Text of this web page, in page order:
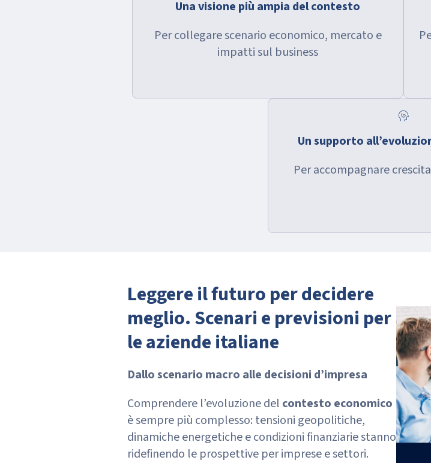
Una visione più ampia del contesto
Per collegare scenario economico, mercato e
impatti sul business
cognition
Un supporto
Per accompagnare
Leggere il futuro per decidere
meglio. Scenari e previsioni per
le aziende italiane
Dallo scenario macro alle decisioni d’impresa
Comprendere l’evoluzione del contesto economico
è sempre più complesso: tensioni geopolitiche,
dinamiche energetiche e condizioni finanziarie stanno
ridefinendo le prospettive per imprese e settori.